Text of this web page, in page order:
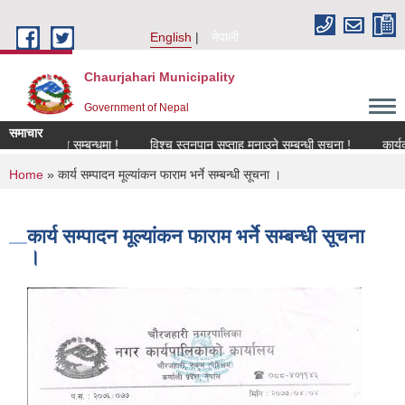
English
नेपाली
Chaurjahari Municipality
Government of Nepal
समाचार
सम्बन्धमा !
विश्च स्तनपान सप्ताह मनाउने सम्बन्धी सूचना !
You are here
Home » कार्य सम्पादन मूल्यांकन फाराम भर्ने सम्बन्धी सूचना ।
कार्य सम्पादन मूल्यांकन फाराम भर्ने सम्बन्धी सूचना
।